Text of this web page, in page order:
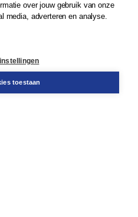
over jouw gebruik van onze
media, adverteren en analyse.
toestaan